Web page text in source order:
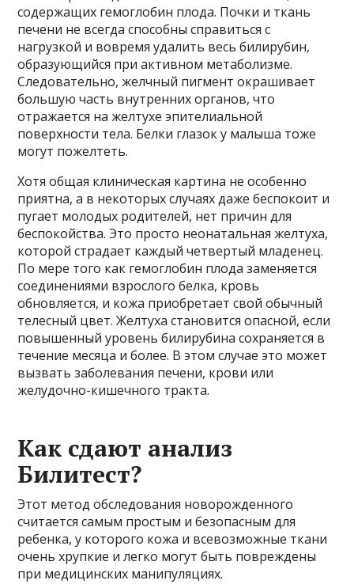
содержащих гемоглобин плода. Почки и ткань
печени не всегда способны справиться с
нагрузкой и вовремя удалить весь билирубин,
образующийся при активном метаболизме.
Следовательно, желчный пигмент окрашивает
большую часть внутренних органов, что
отражается на желтухе эпителиальной
поверхности тела. Белки глазок у малыша тоже
могут пожелтеть.
Хотя общая клиническая картина не особенно
приятна, а в некоторых случаях даже беспокоит и
пугает молодых родителей, нет причин для
беспокойства. Это просто неонатальная желтуха,
которой страдает каждый четвертый младенец.
По мере того как гемоглобин плода заменяется
соединениями взрослого белка, кровь
обновляется, и кожа приобретает свой обычный
телесный цвет. Желтуха становится опасной, если
повышенный уровень билирубина сохраняется в
течение месяца и более. В этом случае это может
вызвать заболевания печени, крови или
желудочно-кишечного тракта.
Как сдают анализ
Билитест?
Этот метод обследования новорожденного
считается самым простым и безопасным для
ребенка, у которого кожа и всевозможные ткани
очень хрупкие и легко могут быть повреждены
при медицинских манипуляциях.